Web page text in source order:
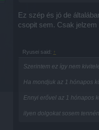
Ez szép és jó de
csopit sem. Csak
Ryusei said: ↑
Szerintem ez így nem
Ha mondjuk az 1 hónapos
Ennyi erővel az 1 hónapos
ilyen dolgokat sosem